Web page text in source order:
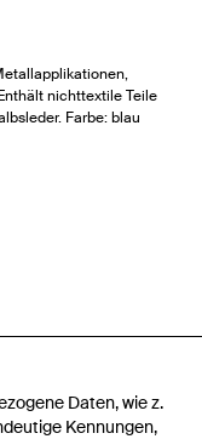
Daten, wie z.
Kennungen,
nichttextile Teile
Farbe: blau